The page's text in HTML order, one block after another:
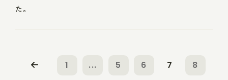
た。
1 ... 5 6 7 8